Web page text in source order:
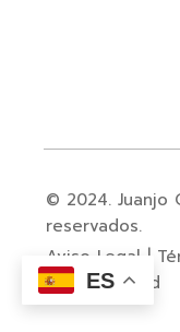
© 2024. Juanjo
reservados.
Aviso Legal |
de privacidad
ES